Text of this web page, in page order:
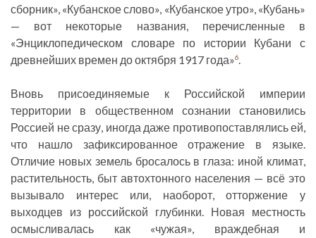
сборник», «Кубанское слово», «Кубанское утро», «Кубань»
— вот некоторые названия, перечисленные в
«Энциклопедическом словаре по истории Кубани с
древнейших времен до октября 1917 года»6.
Вновь присоединяемые к Российской империи
территории в общественном сознании становились
Россией не сразу, иногда даже противопоставлялись ей,
что нашло зафиксированное отражение в языке.
Отличие новых земель бросалось в глаза: иной климат,
растительность, быт автохтонного населения — всё это
вызывало интерес или, наоборот, отторжение у
выходцев из российской глубинки. Новая местность
осмысливалась как «чужая», враждебная и